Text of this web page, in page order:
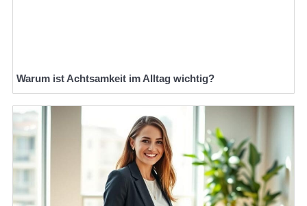
Warum ist Achtsamkeit im Alltag wichtig?